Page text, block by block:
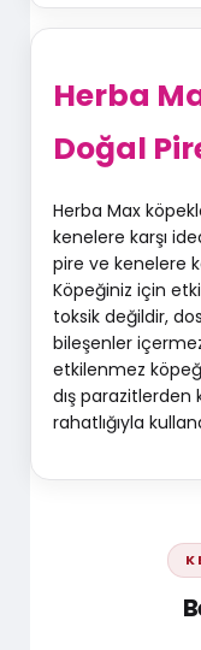
Herba
Doğal
Herba Max
kenelere karşı
pire ve kenelere
Köpeğiniz için
toksik değildir,
bileşenler
etkilenmez
dış parazitlerden
rahatlığıyla